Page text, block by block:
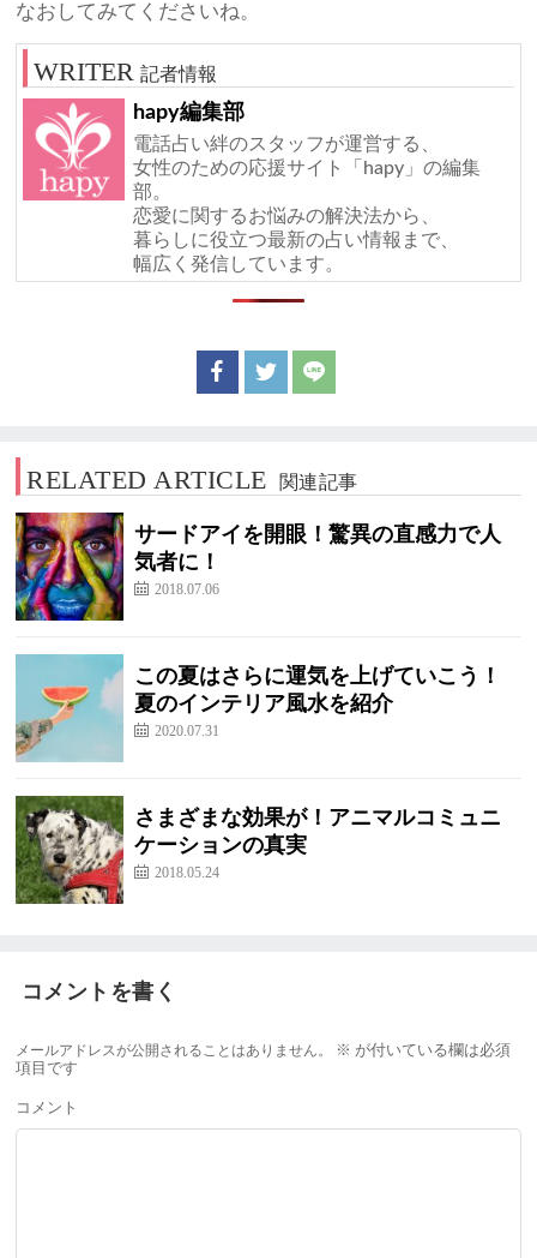
なおしてみてくださいね。
記者情報
hapy編集部
電話占い絆のスタッフが運営する、
女性のための応援サイト「hapy」の編集
部。
恋愛に関するお悩みの解決法から、
暮らしに役立つ最新の占い情報まで、
幅広く発信しています。
RELATED ARTICLE 関連記事
サードアイを開眼！驚異の直感力で人
気者に！
2018.07.06
この夏はさらに運気を上げていこう！
夏のインテリア風水を紹介
2020.07.31
さまざまな効果が！アニマルコミュニ
ケーションの真実
2018.05.24
コメントを書く
メールアドレスが公開されることはありません。 ※ が付いている欄は必須
項目です
コメント